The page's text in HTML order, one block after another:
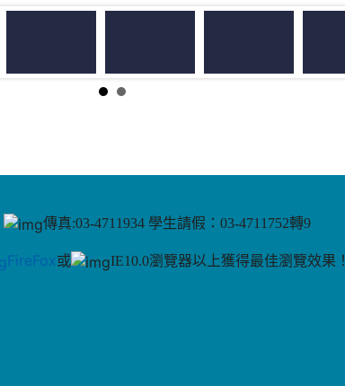
傳真:03-4711934 學生請假：03-4711752轉9
FireFox或 IE10.0瀏覽器以上獲得最佳瀏覽效果！